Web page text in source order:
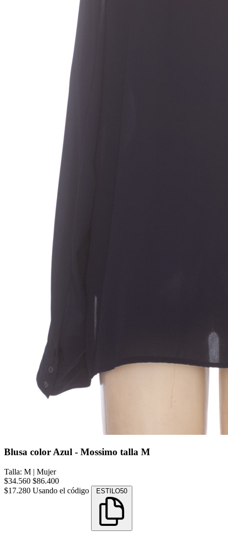
Blusa color Azul - Mossimo talla M
Talla: M | Mujer
$34.560 $86.400
$17.280 Usando el código ESTILO50